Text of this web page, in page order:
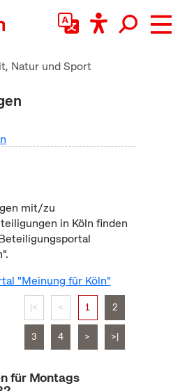
Natur und Sport
mit/zu
in Köln finden
"Meinung für Köln"
|< < 1 2
3 4 > >|
für Montags